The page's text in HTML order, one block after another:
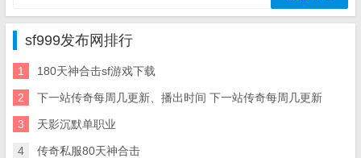
sf999发布网排行
1 180天神合击sf游戏下载
2 下一站传奇每周几更新、播出时间 下一站传奇每周几更新
3 天影沉默单职业
4 传奇私服80天神合击